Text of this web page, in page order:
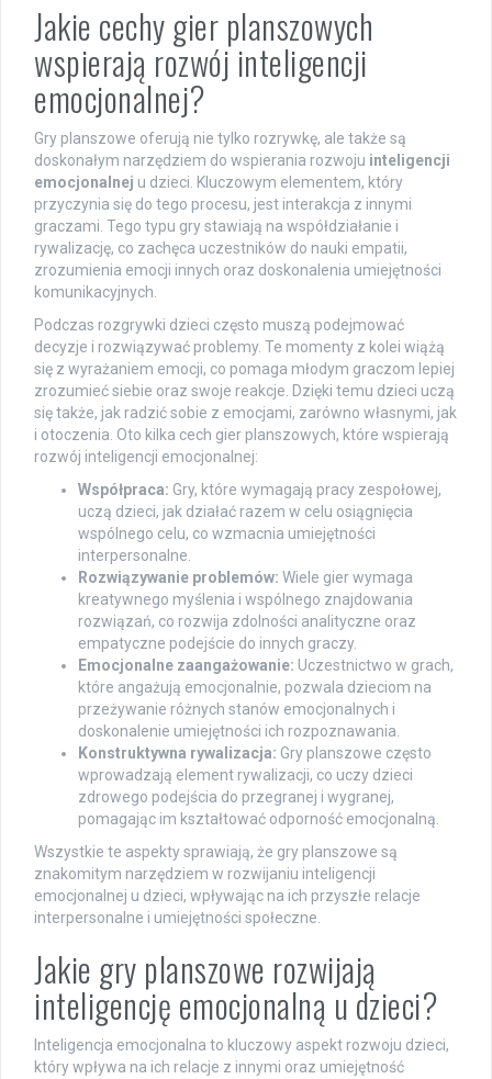
Jakie cechy gier planszowych
wspierają rozwój inteligencji
emocjonalnej?
Gry planszowe oferują nie tylko rozrywkę, ale także są
doskonałym narzędziem do wspierania rozwoju inteligencji
emocjonalnej u dzieci. Kluczowym elementem, który
przyczynia się do tego procesu, jest interakcja z innymi
graczami. Tego typu gry stawiają na współdziałanie i
rywalizację, co zachęca uczestników do nauki empatii,
zrozumienia emocji innych oraz doskonalenia umiejętności
komunikacyjnych.
Podczas rozgrywki dzieci często muszą podejmować
decyzje i rozwiązywać problemy. Te momenty z kolei wiążą
się z wyrażaniem emocji, co pomaga młodym graczom lepiej
zrozumieć siebie oraz swoje reakcje. Dzięki temu dzieci uczą
się także, jak radzić sobie z emocjami, zarówno własnymi, jak
i otoczenia. Oto kilka cech gier planszowych, które wspierają
rozwój inteligencji emocjonalnej:
Współpraca: Gry, które wymagają pracy zespołowej,
uczą dzieci, jak działać razem w celu osiągnięcia
wspólnego celu, co wzmacnia umiejętności
interpersonalne.
Rozwiązywanie problemów: Wiele gier wymaga
kreatywnego myślenia i wspólnego znajdowania
rozwiązań, co rozwija zdolności analityczne oraz
empatyczne podejście do innych graczy.
Emocjonalne zaangażowanie: Uczestnictwo w grach,
które angażują emocjonalnie, pozwala dzieciom na
przeżywanie różnych stanów emocjonalnych i
doskonalenie umiejętności ich rozpoznawania.
Konstruktywna rywalizacja: Gry planszowe często
wprowadzają element rywalizacji, co uczy dzieci
zdrowego podejścia do przegranej i wygranej,
pomagając im kształtować odporność emocjonalną.
Wszystkie te aspekty sprawiają, że gry planszowe są
znakomitym narzędziem w rozwijaniu inteligencji
emocjonalnej u dzieci, wpływając na ich przyszłe relacje
interpersonalne i umiejętności społeczne.
Jakie gry planszowe rozwijają
inteligencję emocjonalną u dzieci?
Inteligencja emocjonalna to kluczowy aspekt rozwoju dzieci,
który wpływa na ich relacje z innymi oraz umiejętność